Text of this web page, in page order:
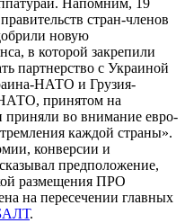
Напомним, 19
стран-членов
новую
в которой закрепили
партнерство с Украиной
НАТО и Грузия-
принятом на
приняли во внимание евро-
каждой страны».
конверсии и
предположение,
размещения ПРО
на пересечении главных
.